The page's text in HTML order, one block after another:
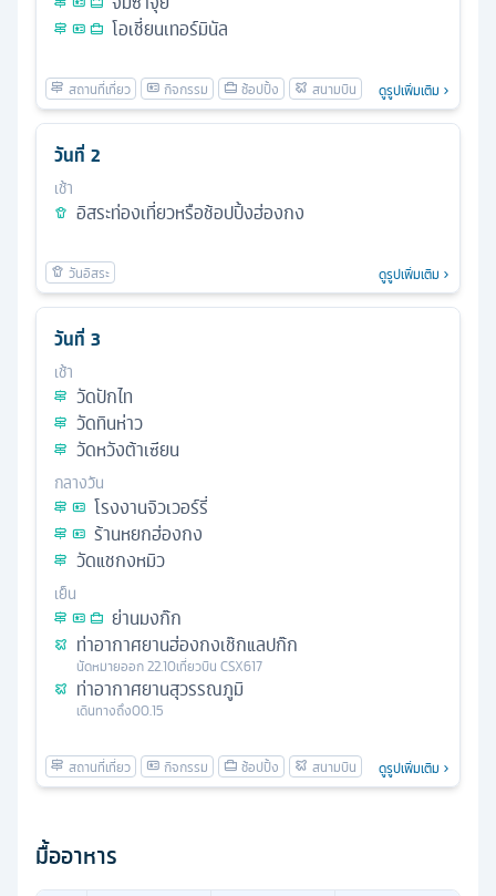
โอเชี่ยนเทอร์มินัล
ดูรูปเพิ่มเติม
วันที่ 2
เช้า
อิสระท่องเที่ยวหรือช้อปปิ้งฮ่องกง
ดูรูปเพิ่มเติม
วันที่ 3
เช้า
วัดปักไท
วัดทินห่าว
วัดหวังต้าเซียน
กลางวัน
โรงงานจิวเวอร์รี่
ร้านหยกฮ่องกง
วัดแชกงหมิว
เย็น
ย่านมงก๊ก
ท่าอากาศยานฮ่องกงเช๊กแลปก๊ก
นัดหมายออก22.10เที่ยวบิน CSX617
ท่าอากาศยานสุวรรณภูมิ
เดินทางถึง00.15
ดูรูปเพิ่มเติม
มื้ออาหาร